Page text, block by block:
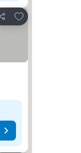
Teilen
Zu Favoriten